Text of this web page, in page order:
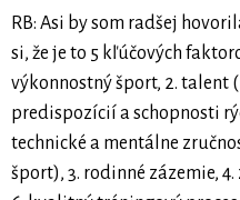
RB: Asi by som radšej
si, že je to 5 kľúčových
výkonnostný šport, 2. talent
predispozícií a schopnosti
technické a mentálne
šport), 3. rodinné zázemie,